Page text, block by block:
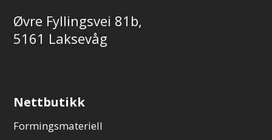
Øvre Fyllingsvei 81b,
5161 Laksevåg
Nettbutikk
Formingsmateriell